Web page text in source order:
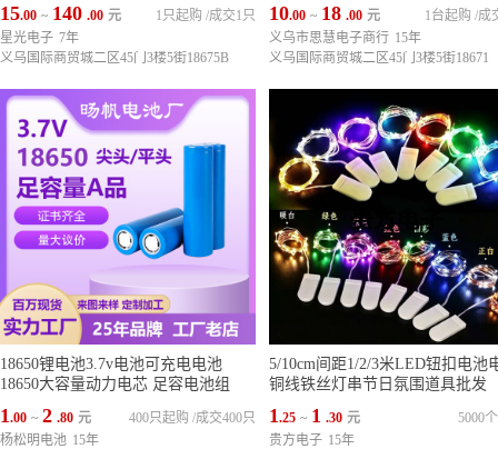
15.00 ~ 140 .00 元 成交1只
1只起购 /
星光电子 7年
义乌国际商贸城二区45门3楼5街18675B
10.00 ~ 18 .00 元 成
1台起购 /
义乌市思慧电子商行 15年
义乌国际商贸城二区45门3楼5街18671
18650锂电池3.7v电池可充电电池
18650大容量动力电芯 足容电池组
1.00 ~ 2 .80 元 成交400只
400只起购 /
杨松明电池 15年
5/10cm间距1/2/3米LED钮扣电池
铜线铁丝灯串节日氛围道具批发
1.25 ~ 1 .30 元
5000
贵方电子 15年